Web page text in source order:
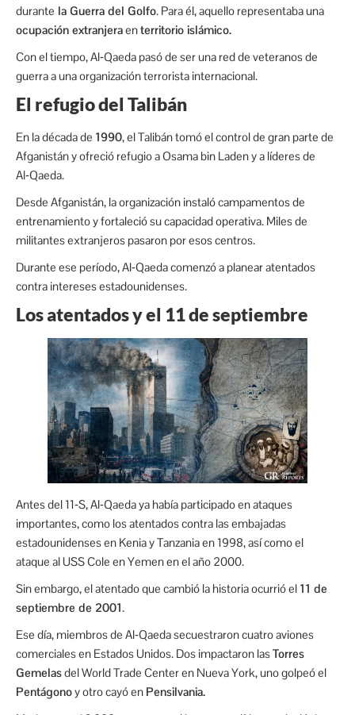
durante la Guerra del Golfo. Para él, aquello representaba una
ocupación extranjeraenterritorio islámico.
Con el tiempo, Al‑Qaeda pasó de ser una red de veteranos de
guerra a una organización terrorista internacional.
El refugio del Talibán
En la década de 1990, el Talibán tomó el control de gran parte de
Afganistán y ofreció refugio a Osama bin Laden y a líderes de
Al‑Qaeda.
Desde Afganistán, la organización instaló campamentos de
entrenamiento y fortaleció su capacidad operativa. Miles de
militantes extranjeros pasaron por esos centros.
Durante ese período, Al‑Qaeda comenzó a planear atentados
contra intereses estadounidenses.
Los atentados y el 11 de septiembre
Antes del 11‑S, Al‑Qaeda ya había participado en ataques
importantes, como los atentados contra las embajadas
estadounidenses en Kenia y Tanzania en 1998, así como el
ataque al USS Cole en Yemen en el año 2000.
Sin embargo, el atentado que cambió la historia ocurrió el 11 de
septiembre de 2001.
Ese día, miembros de Al‑Qaeda secuestraron cuatro aviones
comerciales en Estados Unidos. Dos impactaron lasTorres
Gemelasdel World Trade Center en Nueva York, uno golpeó el
Pentágonoy otro cayó en Pensilvania.